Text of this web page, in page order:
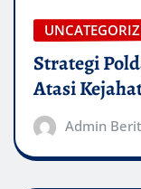
Strategi
Atasi
Admin